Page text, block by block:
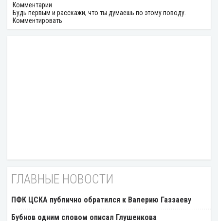
Комментарии
Будь первым и расскажи, что ты думаешь по этому поводу.
Комментировать
ГЛАВНЫЕ НОВОСТИ
ПФК ЦСКА публично обратился к Валерию Газзаеву
Бубнов одним словом описал Глушенкова